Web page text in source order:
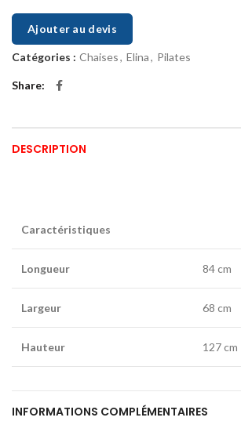
Ajouter au devis
Catégories : Chaises, Elina, Pilates
Share
DESCRIPTION
Caractéristiques
Longueur 84 cm
Largeur 68 cm
Hauteur 127 cm
INFORMATIONS COMPLÉMENTAIRES